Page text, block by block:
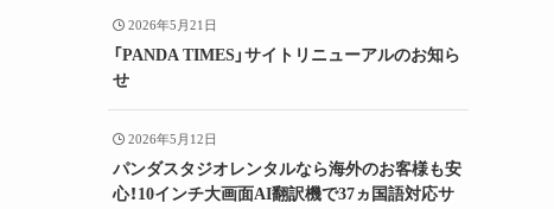
2026年5月21日
「PANDA TIMES」サイトリニューアルのお知ら
せ
2026年5月12日
パンダスタジオレンタルなら海外のお客様も安
心！10インチ大画面AI翻訳機で37ヵ国語対応サ